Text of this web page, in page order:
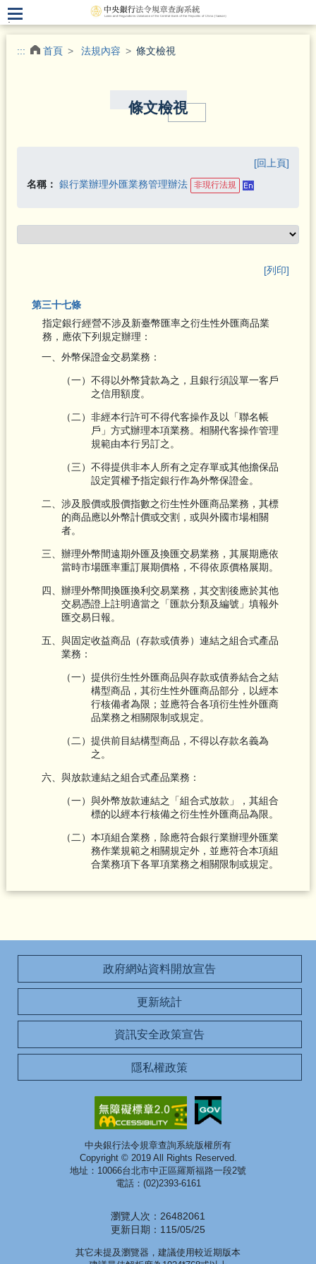
.
::: 首頁 法規內容 條文檢視
條文檢視
[回上頁]
名稱： 銀行業辦理外匯業務管理辦法 非現行法規
[列印]
第三十七條
指定銀行經營不涉及新臺幣匯率之衍生性外匯商品業
務，應依下列規定辦理：
一、外幣保證金交易業務：
（一）不得以外幣貸款為之，且銀行須設單一客戶
之信用額度。
（二）非經本行許可不得代客操作及以「聯名帳
戶」方式辦理本項業務。相關代客操作管理
規範由本行另訂之。
（三）不得提供非本人所有之定存單或其他擔保品
設定質權予指定銀行作為外幣保證金。
二、涉及股價或股價指數之衍生性外匯商品業務，其標
的商品應以外幣計價或交割，或與外國市場相關
者。
三、辦理外幣間遠期外匯及換匯交易業務，其展期應依
當時市場匯率重訂展期價格，不得依原價格展期。
四、辦理外幣間換匯換利交易業務，其交割後應於其他
交易憑證上註明適當之「匯款分類及編號」填報外
匯交易日報。
五、與固定收益商品（存款或債券）連結之組合式產品
業務：
（一）提供衍生性外匯商品與存款或債券結合之結
構型商品，其衍生性外匯商品部分，以經本
行核備者為限；並應符合各項衍生性外匯商
品業務之相關限制或規定。
（二）提供前目結構型商品，不得以存款名義為
之。
六、與放款連結之組合式產品業務：
（一）與外幣放款連結之「組合式放款」，其組合
標的以經本行核備之衍生性外匯商品為限。
（二）本項組合業務，除應符合銀行業辦理外匯業
務作業規範之相關規定外，並應符合本項組
合業務項下各單項業務之相關限制或規定。
政府網站資料開放宣告
更新統計
資訊安全政策宣告
隱私權政策
中央銀行法令規章查詢系統版權所有
Copyright © 2019 All Rights Reserved.
地址：10066台北市中正區羅斯福路一段2號
電話：(02)2393-6161
瀏覽人次：26482061
更新日期：115/05/25
其它未提及瀏覽器，建議使用較近期版本